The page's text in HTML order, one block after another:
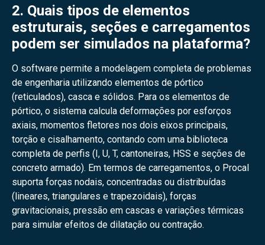
2. Quais tipos de elementos
estruturais, seções e carregamentos
podem ser simulados na plataforma?
O software permite a modelagem completa de problemas
de engenharia utilizando elementos de pórtico
(reticulados), casca e sólidos. Para os elementos de
pórtico, o sistema calcula deformações por esforços
axiais, momentos fletores nos dois eixos principais,
torção e cisalhamento, contando com uma biblioteca
completa de perfis (I, U, T, cantoneiras, HSS e seções de
concreto armado). Em termos de carregamentos, o Procal
suporta forças nodais, concentradas ou distribuídas
(lineares, triangulares e trapezoidais), forças
gravitacionais, pressão em cascas e variações térmicas
para simular efeitos de dilatação ou contração.